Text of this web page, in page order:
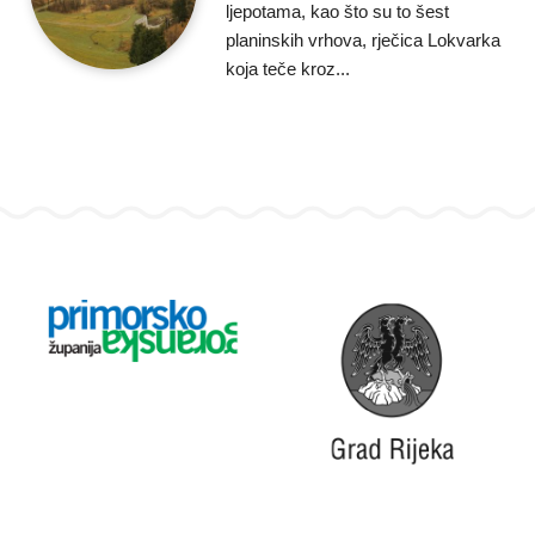
ljepotama, kao što su to šest
planinskih vrhova, rječica Lokvarka
koja teče kroz...